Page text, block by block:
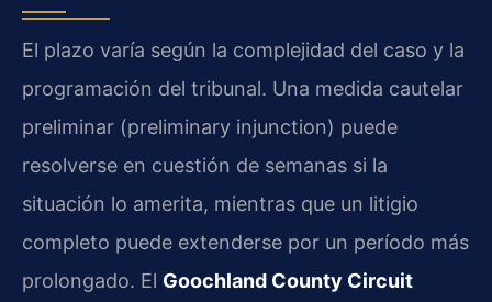
El plazo varía según la complejidad del caso y la
programación del tribunal. Una medida cautelar
preliminar (preliminary injunction) puede
resolverse en cuestión de semanas si la
situación lo amerita, mientras que un litigio
completo puede extenderse por un período más
prolongado. El Goochland County Circuit